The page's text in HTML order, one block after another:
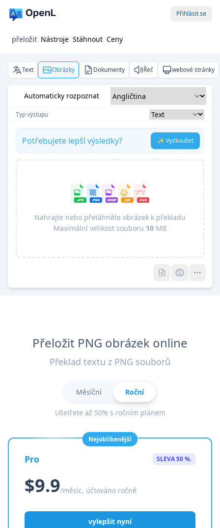
Přihlásit se
přeložit Nástroje Stáhnout Ceny
Text Obrázky Dokumenty Řeč webové stránky
Automaticky rozpoznat
Typ výstupu
Potřebujete lepší výsledky? ✨ Vyzkoušet
Nahrajte nebo přetáhněte obrázek k překladu
Maximální velikost souboru 10 MB
Přeložit PNG obrázek online
Překlad textu z PNG souborů
Měsíční Roční
Ušetřete až 50% s ročním plánem
Nejoblíbenější
Pro SLEVA 50 %.
$9.9/měsíc, účtováno ročně
vylepšit nyní